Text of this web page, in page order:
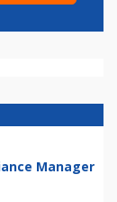
Manager